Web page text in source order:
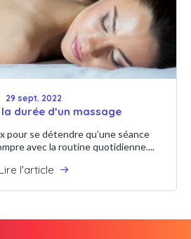
29 sept. 2022
durée d’un massage
pour se détendre qu’une séance
avec la routine quotidienne....
Lire l'article